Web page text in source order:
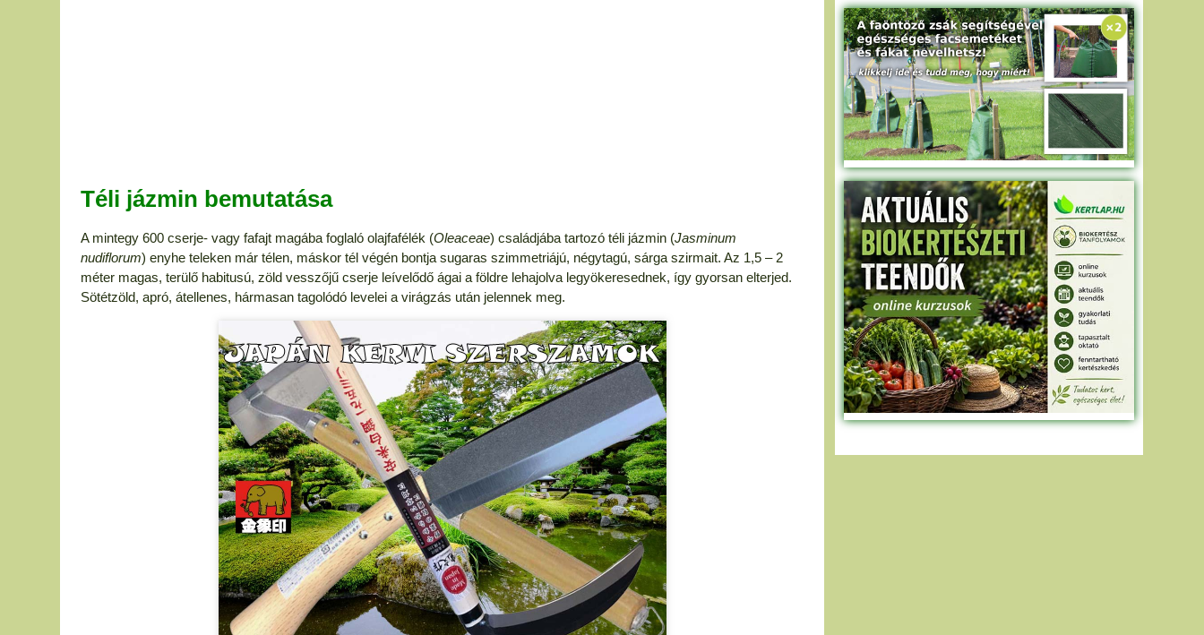
Téli jázmin bemutatása
A mintegy 600 cserje- vagy fafajt magába foglaló olajfafélék (Oleaceae) családjába tartozó téli jázmin (Jasminum
nudiflorum) enyhe teleken már télen, máskor tél végén bontja sugaras szimmetriájú, négytagú, sárga szirmait. Az 1,5 – 2
méter magas, terülő habitusú, zöld vesszőjű cserje leívelődő ágai a földre lehajolva legyökeresednek, így gyorsan elterjed.
Sötétzöld, apró, átellenes, hármasan tagolódó levelei a virágzás után jelennek meg.